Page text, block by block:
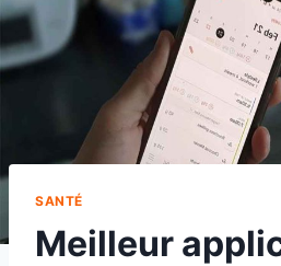
SANTÉ
Meilleur